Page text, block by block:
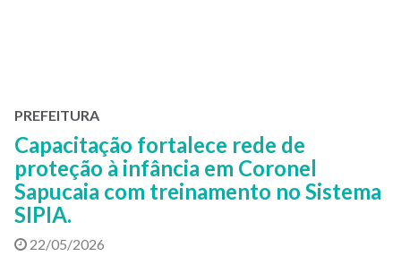
PREFEITURA
Capacitação fortalece rede de
proteção à infância em Coronel
Sapucaia com treinamento no Sistema
SIPIA.
22/05/2026